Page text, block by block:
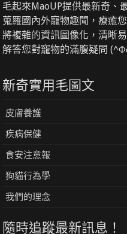
毛起來MaoUP提供最新奇、
蒐羅國內外寵物趣聞，療癒
將複雜的資訊圖像化，清晰易
解答您對寵物的滿腹疑問
新奇實用毛圖文
皮膚養護
疾病保健
食安注意報
狗貓行為學
我們的理念
隨時追蹤最新訊息！